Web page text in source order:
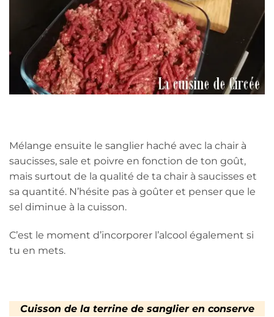
Mélange ensuite le sanglier haché avec la chair à
saucisses, sale et poivre en fonction de ton goût,
mais surtout de la qualité de ta chair à saucisses et
sa quantité. N’hésite pas à goûter et penser que le
sel diminue à la cuisson.
C’est le moment d’incorporer l’alcool également si
tu en mets.
Cuisson de la terrine de sanglier en conserve